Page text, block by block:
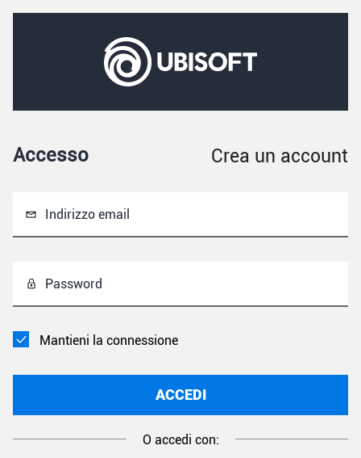
Accesso Crea un account
Indirizzo email
Password
Mantieni la connessione
ACCEDI
O accedi con: